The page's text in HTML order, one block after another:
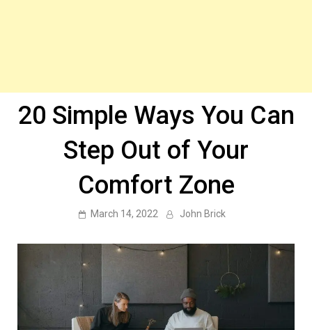
20 Simple Ways You Can
Step Out of Your
Comfort Zone
March 14, 2022 John Brick